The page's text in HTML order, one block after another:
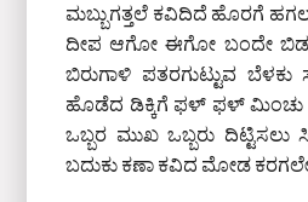
ಮಬ್ಬುಗತ್ತಲೆ ಕವಿದಿದೆ ಹೊರಗೆ
ದೀಪ ಆಗೋ ಈಗೋ ಬಂದೇ
ಬಿರುಗಾಳಿ ಪತರಗುಟ್ಟುವ
ಹೊಡೆದ ಡಿಕ್ಕಿಗೆ ಫಳ್‌ ಫಳ್‌ ಮಿಂಚು
ಒಬ್ಬರ ಮುಖ ಒಬ್ಬರು ದಿಟ್ಟಿಸಲು
ಬದುಕು ಕಣಾ ಕವಿದ ಮೋಡ